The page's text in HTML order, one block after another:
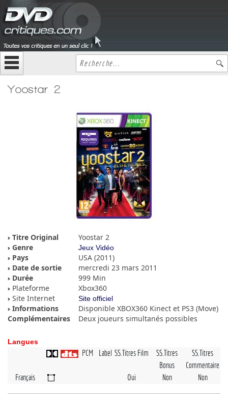
Yoostar 2
Titre Original
Yoostar 2
Genre
Jeux Vidéo
Pays
USA (2011)
Date de sortie
mercredi 23 mars 2011
Durée
999 Min
Plateforme
Xbox360
Site Internet
Site officiel
Informations
Complémentaires
Disponible XBOX360 Kinect et PS3 (Move)
Deux joueurs simultanés possibles
Langues
PCM Label SS.Titres Film
SS.Titres
Bonus
SS.Titres
Commentaire
Français
Oui Non Non